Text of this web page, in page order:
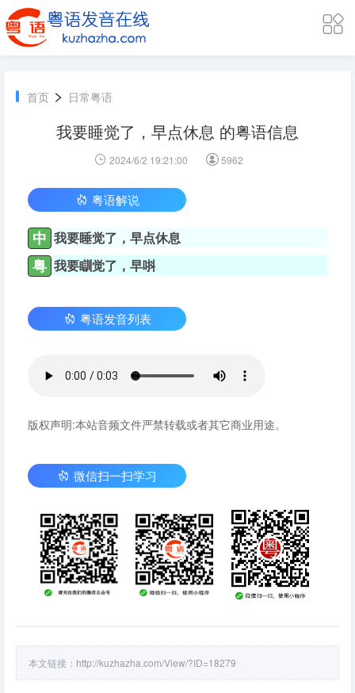
首页 > 日常粤语
我要睡觉了，早点休息 的粤语信息
2024/6/2 19:21:00 5962
粤语解说
中 我要睡觉了，早点休息
粤 我要瞓觉了，早唞
粤语发音列表
版权声明:本站音频文件严禁转载或者其它商业用途。
微信扫一扫学习
本文链接： http://kuzhazha.com/View/?ID=18279